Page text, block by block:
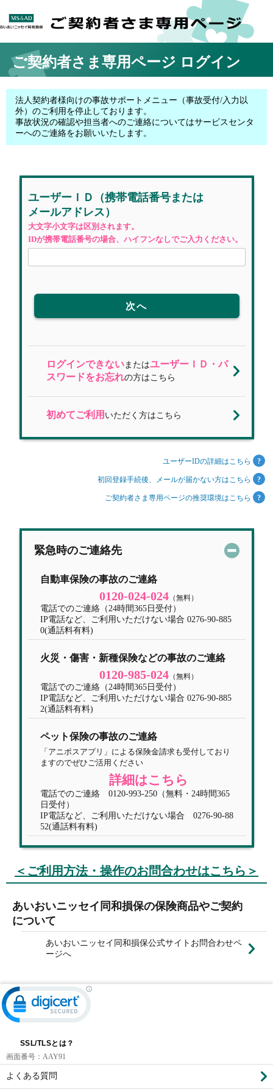
ご契約者さま専用ページ ログイン
法人契約者様向けの事故サポートメニュー（事故受付/入力以
外）のご利用を停止しております。
事故状況の確認や担当者へのご連絡についてはサービスセンタ
ーへのご連絡をお願いいたします。
ユーザーＩＤ （携帯電話番号または
メールアドレス）
大文字小文字は区別されます。
IDが携帯電話番号の場合、ハイフンなしでご入力ください。
次へ
ログインできないまたはユーザーＩＤ・パ
スワードをお忘れの方はこちら
初めてご利用 いただく方はこちら
ユーザーIDの詳細はこちら
初回登録手続後、メールが届かない方はこちら
ご契約者さま専用ページの推奨環境はこちら
緊急時のご連絡先
自動車保険の事故のご連絡
0120-024-024 （無料）
電話でのご連絡（24時間365日受付）
IP電話など、ご利用いただけない場合 0276-90-885
0(通話料有料)
火災・傷害・新種保険などの事故のご連絡
0120-985-024 （無料）
電話でのご連絡（24時間365日受付）
IP電話など、ご利用いただけない場合 0276-90-885
2(通話料有料)
ペット保険の事故のご連絡
「アニポスアプリ」による保険金請求も受付しており
ますのでぜひご活用ください
詳細はこちら
電話でのご連絡 0120-993-250（無料・24時間365
日受付）
IP電話など、ご利用いただけない場合 0276-90-88
52(通話料有料)
＜ご利用方法・操作のお問合わせはこちら＞
あいおいニッセイ同和損保の保険商品やご契約
について
あいおいニッセイ同和損保公式サイトお問合わせペ
ージへ
SSL/TLSとは？
画面番号： AAY91
よくある質問